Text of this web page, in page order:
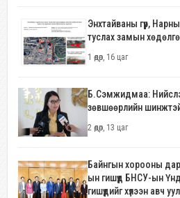
Энхтайваны гүүр,
туслах замын
1 өдөр, 16 цаг
Б.Сэмжидмаа:
зөвшөөрлийн шинжтэй
2 өдөр, 13 цаг
Байнгын хорооны
ын гишүүд БНСУ-ын
гишүүдийг хүлээн авч